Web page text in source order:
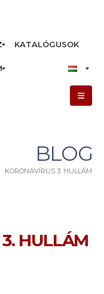
KATALÓGUSOK
BLOG
KORONAVÍRUS 3. HULLÁM
HULLÁM